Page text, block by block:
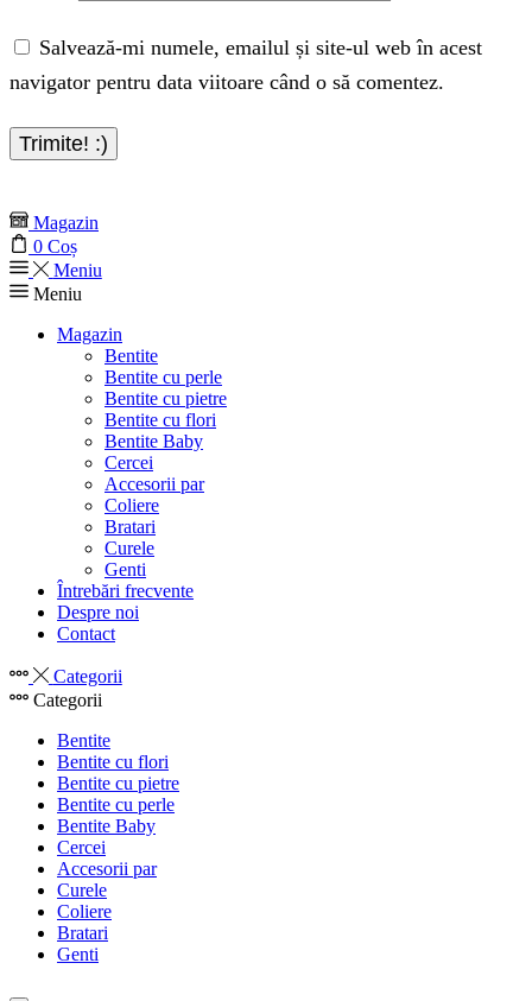
Salvează-mi numele, emailul și site-ul web în acest
navigator pentru data viitoare când o să comentez.
Magazin
0 Coș
Meniu
Meniu
Magazin
Bentite
Bentite cu perle
Bentite cu pietre
Bentite cu flori
Bentite Baby
Cercei
Accesorii par
Coliere
Bratari
Curele
Genti
Întrebări frecvente
Despre noi
Contact
Categorii
Categorii
Bentite
Bentite cu flori
Bentite cu pietre
Bentite cu perle
Bentite Baby
Cercei
Accesorii par
Curele
Coliere
Bratari
Genti